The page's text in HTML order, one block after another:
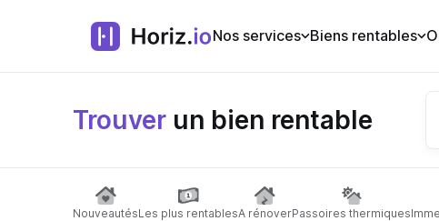
Nos services Biens rentables
Trouver un bien rentable
NouveautésLes plus rentablesA rénoverPassoires thermiques